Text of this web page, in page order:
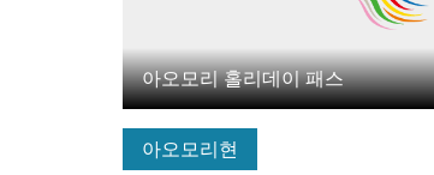
아오모리현
아오모리 홀리데이 패스